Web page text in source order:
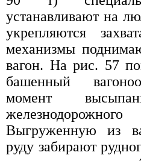
устанавливают на
укрепляются
механизмы
вагон. На рис. 57
башенный
момент
Выгруженную из
руду забирают